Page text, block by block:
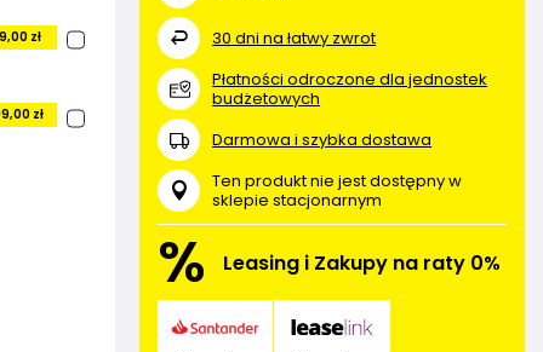
zł
zł
30 dni na łatwy zwrot
Płatności odroczone dla jednostek
budżetowych
Darmowa i szybka dostawa
Ten produkt nie jest dostępny w
sklepie stacjonarnym
% Leasing i Zakupy na raty 0%